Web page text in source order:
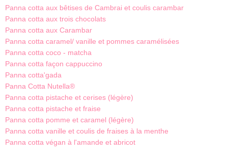
Panna cotta aux bêtises de Cambrai et coulis carambar
Panna cotta aux trois chocolats
Panna cotta aux Carambar
Panna cotta caramel/ vanille et pommes caramélisées
Panna cotta coco - matcha
Panna cotta façon cappuccino
Panna cotta'gada
Panna Cotta Nutella®
Panna cotta pistache et cerises (légère)
Panna cotta pistache et fraise
Panna cotta pomme et caramel (légère)
Panna cotta vanille et coulis de fraises à la menthe
Panna cotta végan à l'amande et abricot